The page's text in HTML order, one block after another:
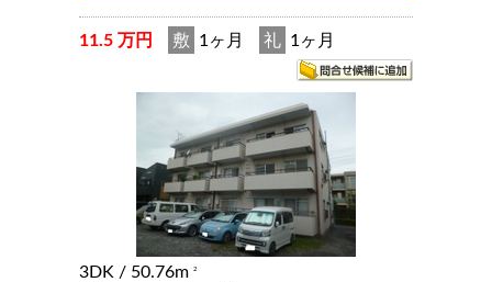
11.5 万円 敷 1ヶ月 礼 1ヶ月
3DK / 50.76m 2